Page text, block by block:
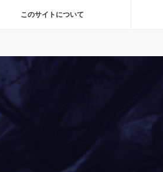
このサイトについて